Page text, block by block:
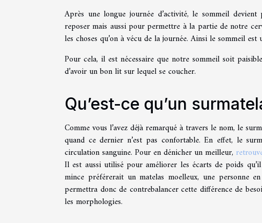
Après une longue journée d’activité, le sommeil
reposer mais aussi pour permettre à la partie de notre
les choses qu’on à vécu de la journée. Ainsi le sommeil
Pour cela, il est nécessaire que notre sommeil soit
d’avoir un bon lit sur lequel se coucher.
Qu’est-ce qu’un
Comme vous l’avez déjà remarqué à travers le nom, le
quand ce dernier n’est pas confortable. En effet, le
circulation sanguine. Pour en dénicher un meilleur,
Il est aussi utilisé pour améliorer les écarts de poids
mince préférerait un matelas moelleux, une personne
permettra donc de contrebalancer cette différence de
les morphologies.